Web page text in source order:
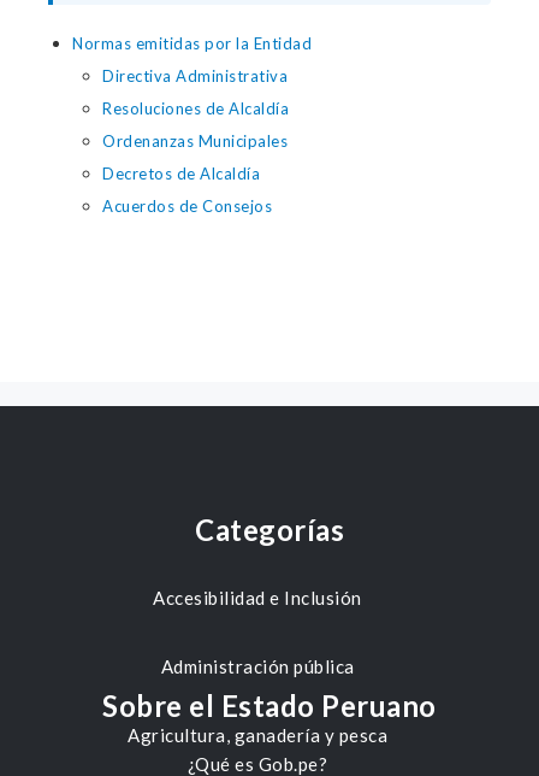
Normas emitidas por la Entidad
Directiva Administrativa
Resoluciones de Alcaldía
Ordenanzas Municipales
Decretos de Alcaldía
Acuerdos de Consejos
Categorías
Accesibilidad e Inclusión
Administración pública
Agricultura, ganadería y pesca
Sobre el Estado Peruano
¿Qué es Gob.pe?